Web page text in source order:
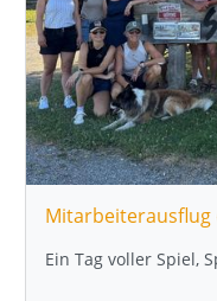
Mitarbeiterausflug
Ein Tag voller Spiel,